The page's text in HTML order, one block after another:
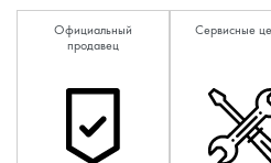
Официальный
продавец
Сервисные